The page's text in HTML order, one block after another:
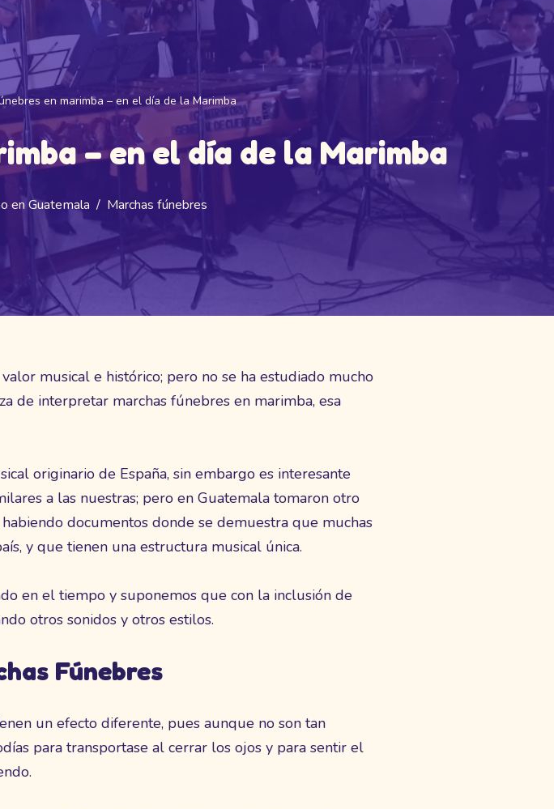
en marimba – en el día de la Marimba
– en el día de la Marimba
en Guatemala Marchas fúnebres
musical e histórico; pero no se ha estudiado mucho
de interpretar marchas fúnebres en marimba, esa
originario de España, sin embargo es interesante
a las nuestras; pero en Guatemala tomaron otro
documentos donde se demuestra que muchas
y que tienen una estructura musical única.
en el tiempo y suponemos que con la inclusión de
otros sonidos y otros estilos.
Fúnebres
un efecto diferente, pues aunque no son tan
para transportase al cerrar los ojos y para sentir el